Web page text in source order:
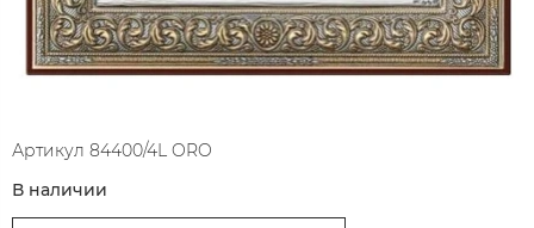
Артикул 84400/4L ORO
В наличии